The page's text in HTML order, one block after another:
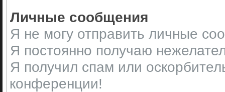
Личные сообщения
Я не могу отправить личные
Я постоянно получаю
Я получил спам или
конференции!